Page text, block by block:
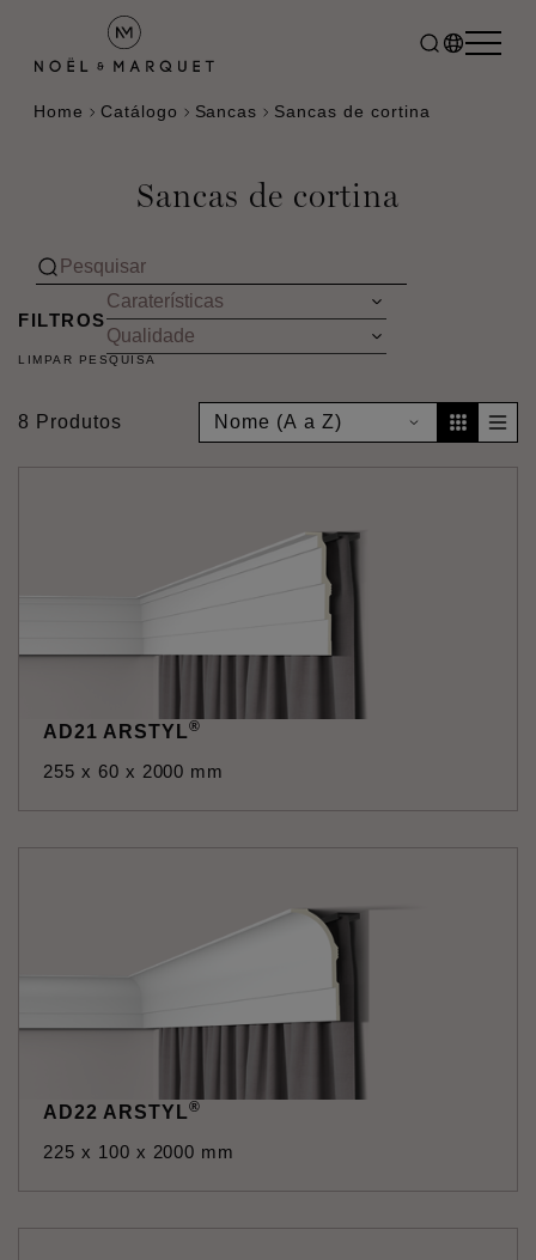
Home Catálogo Sancas Sancas de cortina
Sancas de cortina
FILTROS
LIMPAR PESQUISA
8 Produtos
AD21 ARSTYL®
255 x 60 x 2000 mm
AD22 ARSTYL®
225 x 100 x 2000 mm